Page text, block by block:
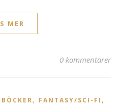
MER
0 kommentarer
BÖCKER, FANTASY/SCI-FI ,